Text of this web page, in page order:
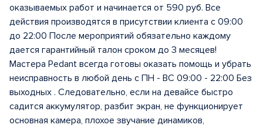
оказываемых работ и начинается от 590 руб. Все
действия производятся в присутствии клиента с 09:00
до 22:00 После мероприятий обязательно каждому
дается гарантийный талон сроком до 3 месяцев!
Мастера Pedant всегда готовы оказать помощь и убрать
неисправность в любой день с ПН - ВС 09:00 - 22:00 Без
выходных . Следовательно, если на девайсе быстро
садится аккумулятор, разбит экран, не функционирует
основная камера, плохое звучание динамиков,